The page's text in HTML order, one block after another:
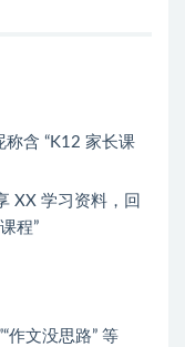
含 “K12 家长课
XX 学习资料，回
程”
作文没思路” 等